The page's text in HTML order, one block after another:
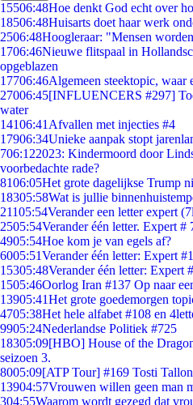
15506:48Hoe denkt God echt over
18506:48Huisarts doet haar werk
2506:48Hoogleraar: "Mensen
1706:46Nieuwe flitspaal in
opgeblazen
17706:46Algemeen steektopic, waar
27006:45[INFLUENCERS #297]
water
14106:41 Afvallen met injecties #4
17906:34Unieke aanpak stopt
706:122023: Kindermoord door
voorbedachte rade?
8106:05Het grote dagelijkse Trump
18305:58Wat is jullie
21105:54Verander een letter expert
2505:54Verander één letter. Expert #
4905:54Hoe kom je van egels af?
6005:51Verander één letter: Expert
15305:48Verander één letter: Expert
1505:46Oorlog Iran #137 Op naar
13905:41Het grote goedemorgen
4705:38Het hele alfabet #108 en
9905:24Nederlandse Politiek #725
18305:09[HBO] House of the
seizoen 3.
8005:09[ATP Tour] #169 Tosti
13904:57Vrouwen willen geen man
304:55Waarom wordt gezegd dat